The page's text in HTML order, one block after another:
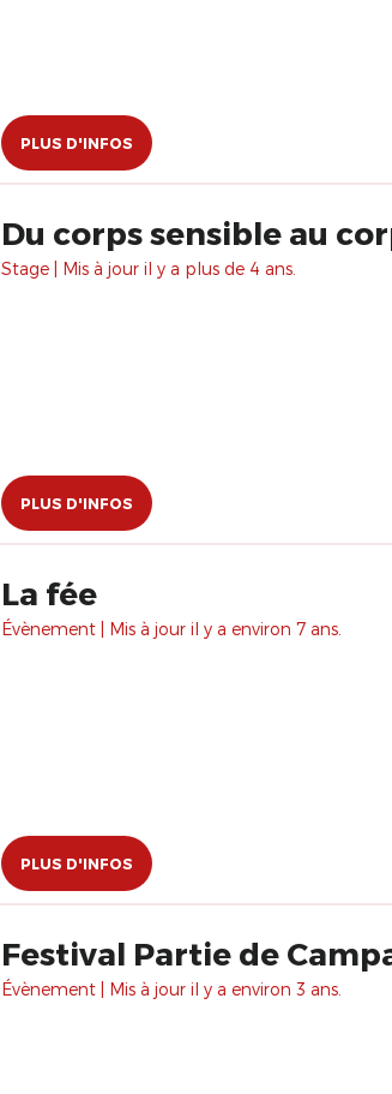
PLUS D'INFOS
Du corps sensible au
Stage | Mis à jour il y a plus de 4 ans.
PLUS D'INFOS
La fée
Évènement | Mis à jour il y a environ 7 ans.
PLUS D'INFOS
Festival Partie de
Évènement | Mis à jour il y a environ 3 ans.